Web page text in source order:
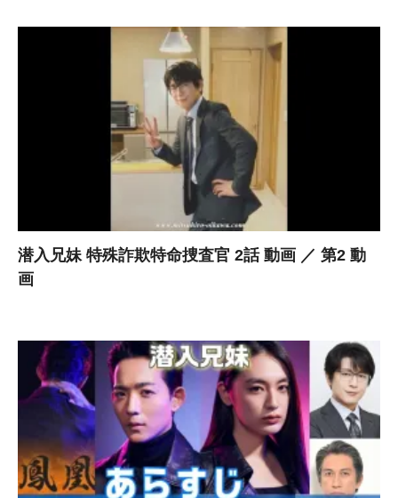
潜入兄妹 特殊詐欺特命捜査官 2話 動画 ／ 第2 動
画